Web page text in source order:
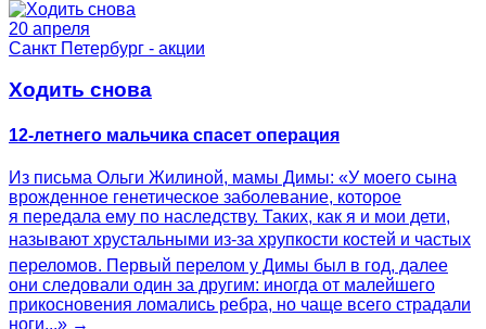
20 апреля
Санкт Петербург - акции
Ходить снова
12-летнего мальчика спасет операция
Из письма Ольги Жилиной, мамы Димы: «У моего сына
врожденное генетическое заболевание, которое
я передала ему по наследству. Таких, как я и мои дети,
называют хрустальными из-за хрупкости костей и частых
переломов. Первый перелом у Димы был в год, далее
они следовали один за другим: иногда от малейшего
прикосновения ломались ребра, но чаще всего страдали
ноги...» →